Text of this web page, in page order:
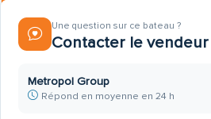
Une question sur ce bateau ?
Contacter le vendeur
Metropol Group
Répond en moyenne en 24 h